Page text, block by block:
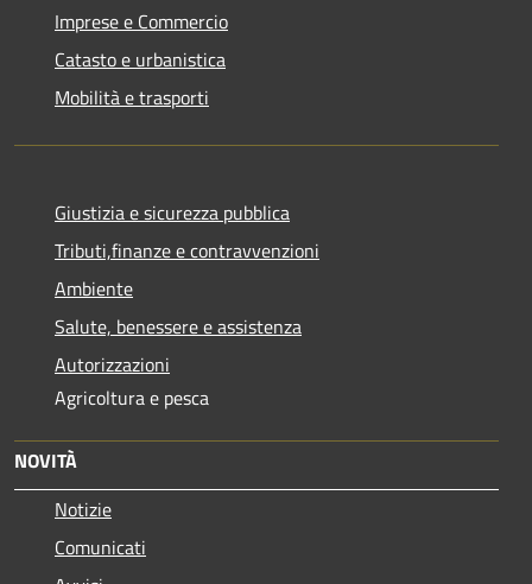
Imprese e Commercio
Catasto e urbanistica
Mobilità e trasporti
Giustizia e sicurezza pubblica
Tributi,finanze e contravvenzioni
Ambiente
Salute, benessere e assistenza
Autorizzazioni
Agricoltura e pesca
NOVITÀ
Notizie
Comunicati